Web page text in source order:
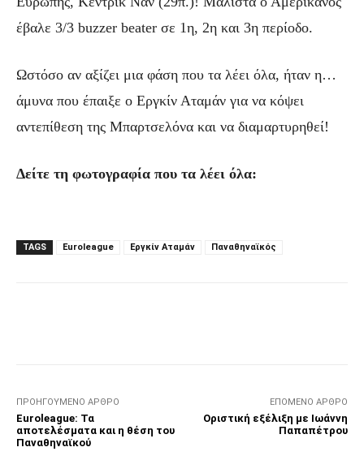
έβαλε 3/3 buzzer beater σε 1η, 2η και 3η περίοδο.
Ωστόσο αν αξίζει μια φάση που τα λέει όλα, ήταν η…
άμυνα που έπαιξε ο Εργκίν Αταμάν για να κόψει
αντεπίθεση της Μπαρτσελόνα και να διαμαρτυρηθεί!
Δείτε τη φωτογραφία που τα λέει όλα:
TAGS Euroleague Εργκίν Αταμάν Παναθηναϊκός
ΠΡΟΗΓΟΎΜΕΝΟ ΆΡΘΡΟ
Euroleague: Τα
αποτελέσματα και η θέση του
Παναθηναϊκού
ΕΠΌΜΕΝΟ ΆΡΘΡΟ
Οριστική εξέλιξη με Ιωάννη
Παπαπέτρου